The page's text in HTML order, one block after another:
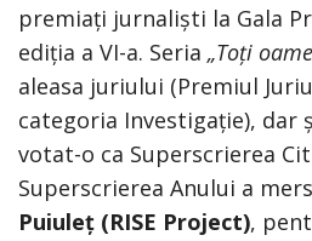
premiați jurnaliști la Gala
ediția a VI-a. Seria „Toți
aleasa juriului (Premiul
categoria Investigație), dar
votat-o ca Superscrierea
Superscrierea Anului a
Puiuleț (RISE Project),